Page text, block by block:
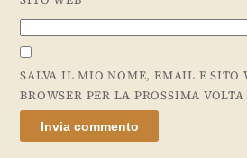
SALVA IL MIO NOME, EMAIL E SITO
BROWSER PER LA PROSSIMA